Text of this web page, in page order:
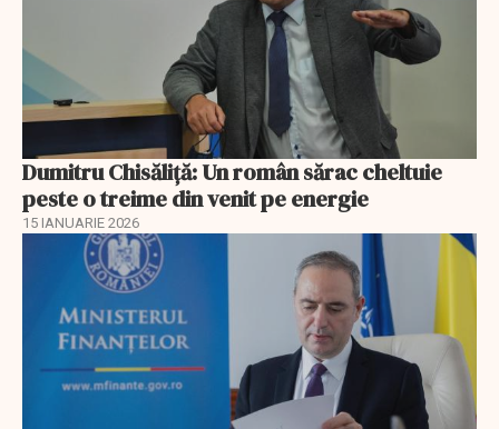
Dumitru Chisăliţă: Un român sărac cheltuie
peste o treime din venit pe energie
15 IANUARIE 2026